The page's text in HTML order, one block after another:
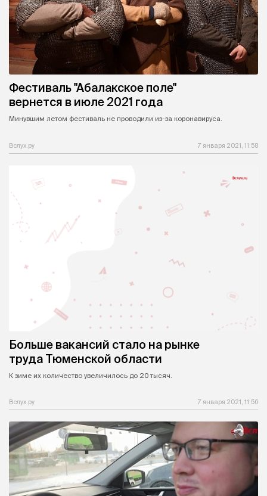
Фестиваль "Абалакское поле"
вернется в июле 2021 года
Минувшим летом фестиваль не проводили из-за коронавируса.
Вслух.ру 7 января 2021, 11:58
Больше вакансий стало на рынке
труда Тюменской области
К зиме их количество увеличилось до 20 тысяч.
Вслух.ру 7 января 2021, 11:56